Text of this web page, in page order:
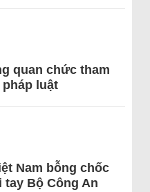
quan chức tham
luật
Nam bỗng chốc
Bộ Công An